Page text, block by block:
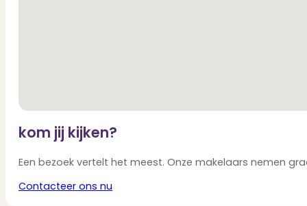
From the entry hall, you can access a work/relaxation/TV room
Adjacent to this is the stately dining room with parquet flooring.
fireplace. The sunroom has French doors leading to the sunny,
In the garden stands a large, heated stone shed equipped with
First Floor:
kom jij kijken?
Een bezoek vertelt het meest. Onze makelaars nemen
Contacteer ons nu